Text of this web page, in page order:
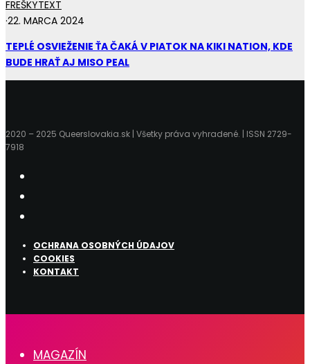
FREŠKYTEXT
·22. MARCA 2024
TEPLÉ OSVIEŽENIE ŤA ČAKÁ V PIATOK NA KIKI NATION, KDE
BUDE HRAŤ AJ MISO PEAL
2020 – 2025 Queerslovakia.sk | Všetky práva vyhradené. | ISSN 2729-
7918
OCHRANA OSOBNÝCH ÚDAJOV
COOKIES
KONTAKT
MAGAZÍN